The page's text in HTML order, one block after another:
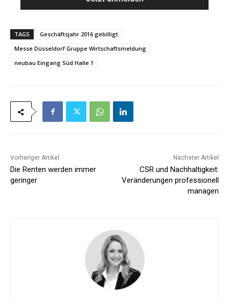
l
TAGS
Geschäftsjahr 2016 gebilligt
Messe Düsseldorf Gruppe Wirtschaftsmeldung
neubau Eingang Süd Halle 1
Vorheriger Artikel
Die Renten werden immer
geringer
Nächster Artikel
CSR und Nachhaltigkeit:
Veränderungen professionell
managen